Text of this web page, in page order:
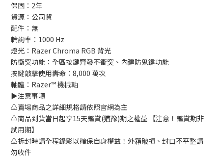
保固：2年
貨源：公司貨
配件：無
輪詢率：1000 Hz
燈光：Razer Chroma RGB 背光
防衝突功能：全區按鍵齊發不衝突、內建防鬼鍵功能
按鍵敲擊使用壽命：8,000 萬次
軸體：Razer™ 機械軸
▶️注意事項
⚠️賣場商品之詳細規格請依照官網為主
⚠️商品到貨當日起享15天鑑賞(猶豫)期之權益 【注意！鑑賞期非
試用期】
⚠️拆封時請全程錄影以確保自身權益！外箱破損、封口不平整請
勿收件